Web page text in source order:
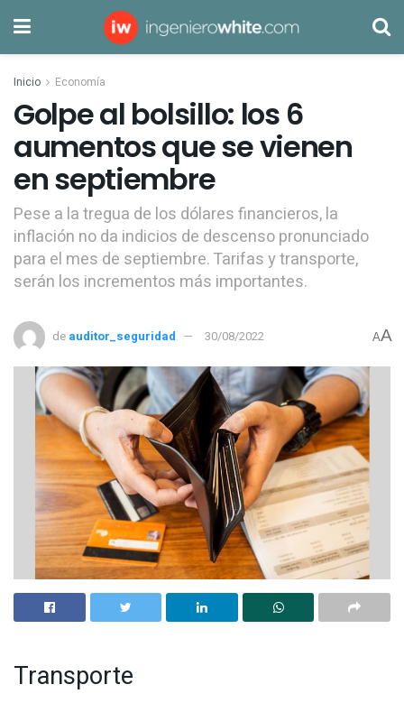
Inicio Economía
Golpe al bolsillo: los 6
aumentos que se vienen
en septiembre
Pese a la tregua de los dólares financieros, la
inflación no da indicios de descenso pronunciado
para el mes de septiembre. Tarifas y transporte,
serán los incrementos más importantes.
de auditor_seguridad 30/08/2022 AA
Transporte